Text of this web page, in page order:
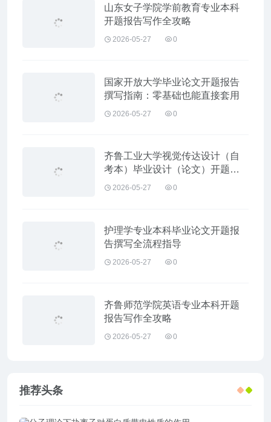
山东女子学院学前教育专业本科
开题报告写作全攻略
2026-05-27 0
国家开放大学毕业论文开题报告
撰写指南：零基础也能直接套用
2026-05-27 0
齐鲁工业大学视觉传达设计（自
考本）毕业设计（论文）开题报
告模板
2026-05-27 0
护理学专业本科毕业论文开题报
告撰写全流程指导
2026-05-27 0
齐鲁师范学院英语专业本科开题
报告写作全攻略
2026-05-27 0
推荐头条